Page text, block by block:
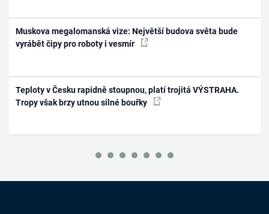
Muskova megalomanská vize: Největší budova světa bude
vyrábět čipy pro roboty i vesmír
Teploty v Česku rapidně stoupnou, platí trojitá VÝSTRAHA.
Tropy však brzy utnou silné bouřky